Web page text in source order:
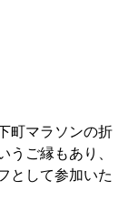
町マラソンの折
うご縁もあり、
として参加いた